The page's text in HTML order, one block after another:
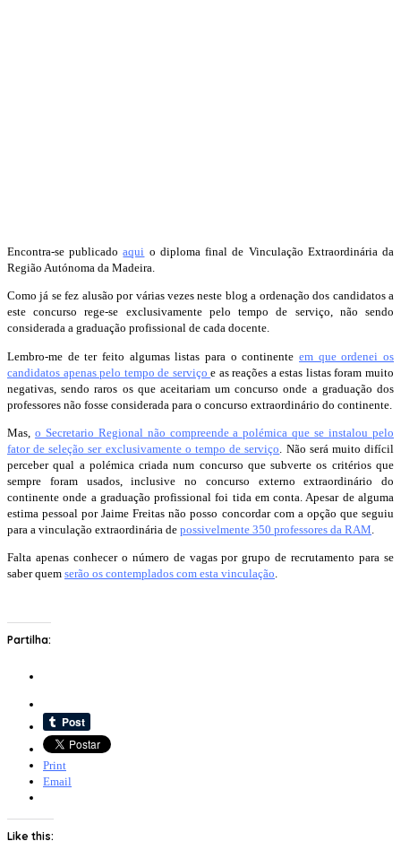
Encontra-se publicadoaqui o diploma final de Vinculação Extraordinária da
Região Autónoma da Madeira.
Como já se fez alusão por várias vezes neste blog a ordenação dos candidatos a
este concurso rege-se exclusivamente pelo tempo de serviço, não sendo
considerada a graduação profissional de cada docente.
Lembro-me de ter feito algumas listas para o continente em que ordenei os
candidatos apenas pelo tempo de serviçoe as reações a estas listas foram muito
negativas, sendo raros os que aceitariam um concurso onde a graduação dos
professores não fosse considerada para o concurso extraordinário do continente.
Mas, o Secretario Regional não compreende a polémica que se instalou pelo
fator de seleção ser exclusivamente o tempo de serviço . Não será muito difícil
perceber qual a polémica criada num concurso que subverte os critérios que
sempre foram usados, inclusive no concurso externo extraordinário do
continente onde a graduação profissional foi tida em conta. Apesar de alguma
estima pessoal por Jaime Freitas não posso concordar com a opção que seguiu
para a vinculação extraordinária de possivelmente 350 professores da RAM
Falta apenas conhecer o número de vagas por grupo de recrutamento para se
saber quem serão os contemplados com esta vinculação.
Partilha:
Print
Email
Like this: